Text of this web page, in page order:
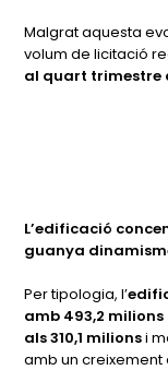
Malgrat aquesta
volum de licitació
al quart trimestre
L’edificació
guanya
Per tipologia, l’
amb 493,2 milions
als 310,1 milionsi
amb un creixement